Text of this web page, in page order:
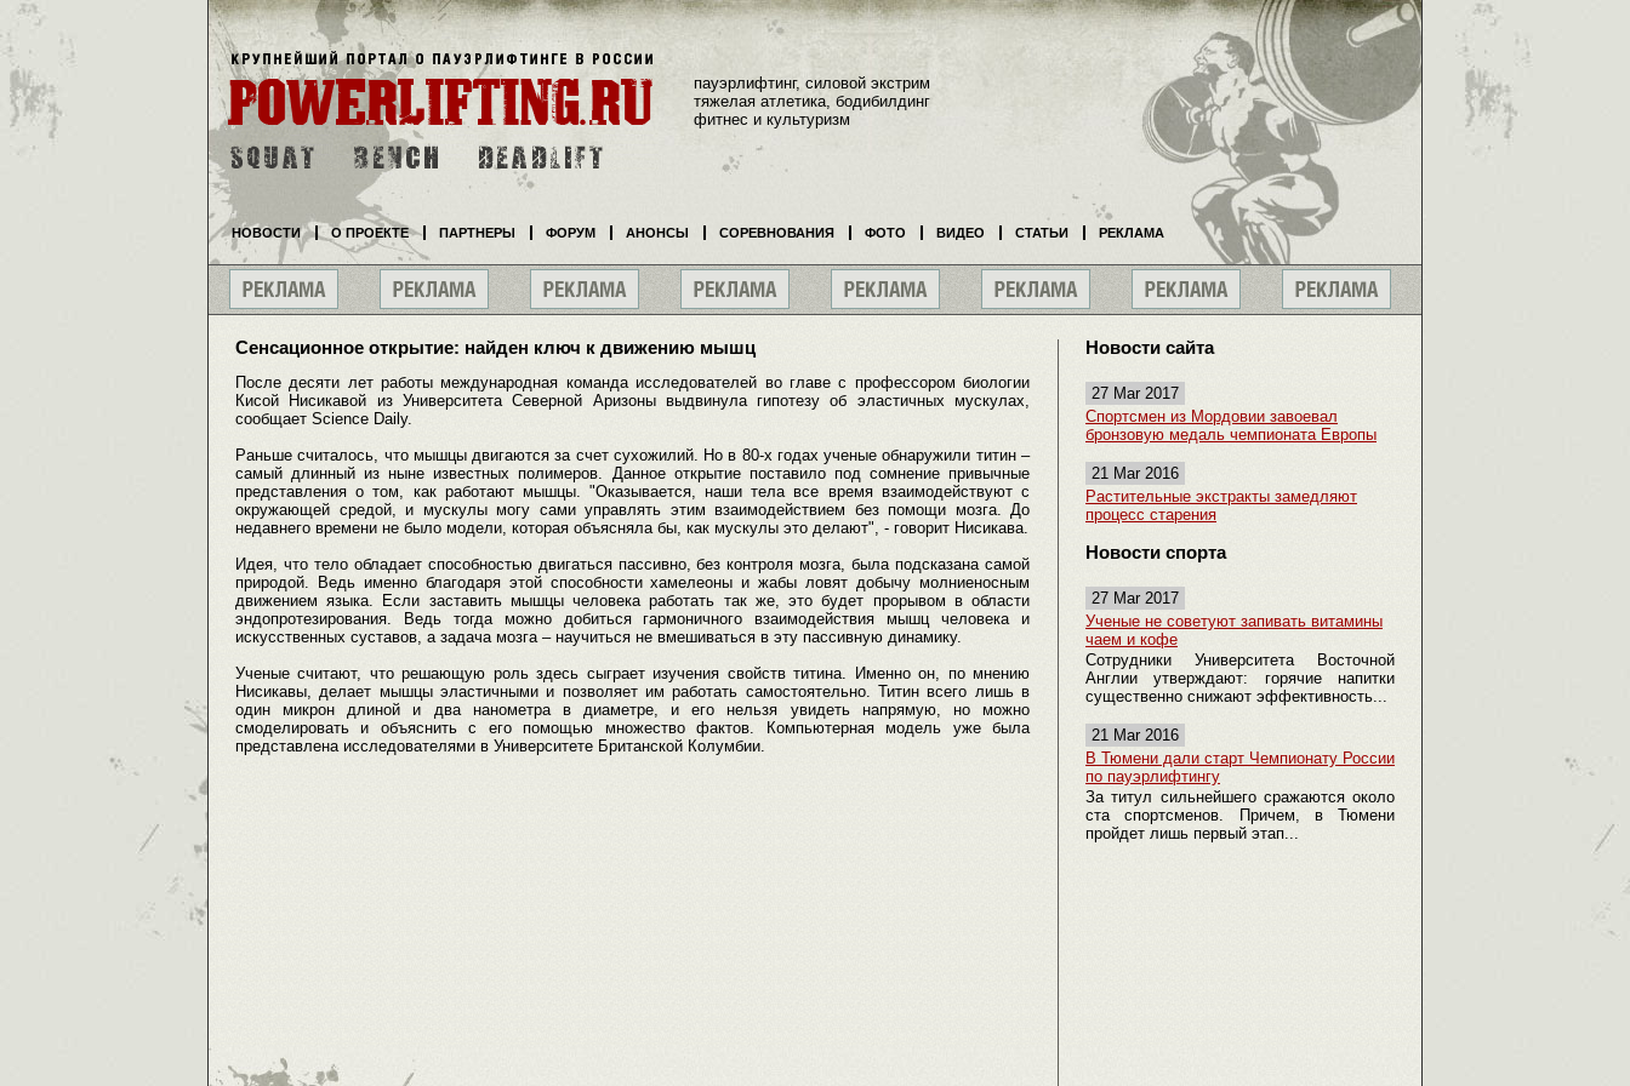
Сенсационное открытие: найден ключ к движению мышц
После десяти лет работы международная команда исследователей во главе с профессором биологии
Кисой Нисикавой из Университета Северной Аризоны выдвинула гипотезу об эластичных мускулах,
сообщает Science Daily.
Раньше считалось, что мышцы двигаются за счет сухожилий. Но в 80-х годах ученые обнаружили титин –
самый длинный из ныне известных полимеров. Данное открытие поставило под сомнение привычные
представления о том, как работают мышцы. "Оказывается, наши тела все время взаимодействуют с
окружающей средой, и мускулы могу сами управлять этим взаимодействием без помощи мозга. До
недавнего времени не было модели, которая объясняла бы, как мускулы это делают", - говорит Нисикава.
Идея, что тело обладает способностью двигаться пассивно, без контроля мозга, была подсказана самой
природой. Ведь именно благодаря этой способности хамелеоны и жабы ловят добычу молниеносным
движением языка. Если заставить мышцы человека работать так же, это будет прорывом в области
эндопротезирования. Ведь тогда можно добиться гармоничного взаимодействия мышц человека и
искусственных суставов, а задача мозга – научиться не вмешиваться в эту пассивную динамику.
Ученые считают, что решающую роль здесь сыграет изучения свойств титина. Именно он, по мнению
Нисикавы, делает мышцы эластичными и позволяет им работать самостоятельно. Титин всего лишь в
один микрон длиной и два нанометра в диаметре, и его нельзя увидеть напрямую, но можно
смоделировать и объяснить с его помощью множество фактов. Компьютерная модель уже была
представлена исследователями в Университете Британской Колумбии.
Новости сайта
27 Mar 2017
Спортсмен из Мордовии завоевал
бронзовую медаль чемпионата Европы
21 Mar 2016
Растительные экстракты замедляют
процесс старения
Новости спорта
27 Mar 2017
Ученые не советуют запивать витамины
чаем и кофе
Сотрудники Университета Восточной
Англии утверждают: горячие напитки
существенно снижают эффективность...
21 Mar 2016
В Тюмени дали старт Чемпионату России
по пауэрлифтингу
За титул сильнейшего сражаются около
ста спортсменов. Причем, в Тюмени
пройдет лишь первый этап...
пауэрлифтинг, силовой экстрим
тяжелая атлетика, бодибилдинг
фитнес и культуризм
НОВОСТИ О ПРОЕКТЕ ПАРТНЕРЫ ФОРУМ АНОНСЫ СОРЕВНОВАНИЯ ФОТО ВИДЕО СТАТЬИ РЕКЛАМА